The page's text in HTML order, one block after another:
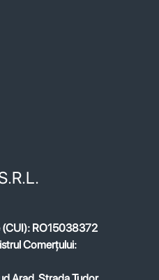
(CUI): RO15038372
Comerțului: